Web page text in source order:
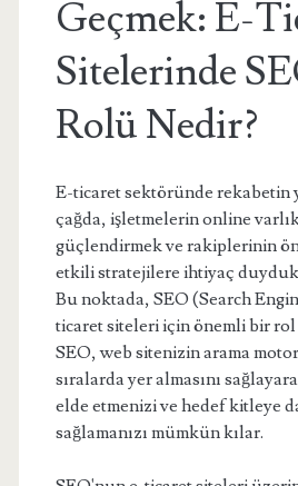
Geçmek: E-
Sitelerinde
Rolü Nedir?
E-ticaret sektöründe rekabetin
çağda, işletmelerin online
güçlendirmek ve rakiplerinin
etkili stratejilere ihtiyaç
Bu noktada, SEO (Search
ticaret siteleri için önemli bir rol
SEO, web sitenizin arama
sıralarda yer almasını
elde etmenizi ve hedef kitleye
sağlamanızı mümkün kılar.